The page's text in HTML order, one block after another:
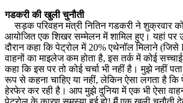
गडकरी की खुली चुनौती
सड़क परिवहन मंत्री नितिन गडकरी ने शुक्रवार
आयोजित एक शिखर सम्मेलन में शामिल हुए। यहां पर
दौरान कहा कि पेट्रोल में 20% एथेनॉल मिलाने
वाहनों का माइलेज कम होता है, इस तर्क में कोई
कहा कि इस पर तो कोई चर्चा भी नहीं है। मुझे नहीं
रूप से कहना चाहिए या नहीं, लेकिन ऐसा लगता है कि
हेरफेर कर रही है। आप मुझे दुनिया में एक भी ऐसा